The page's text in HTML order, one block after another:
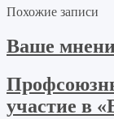
Похожие записи
Ваше
участие в